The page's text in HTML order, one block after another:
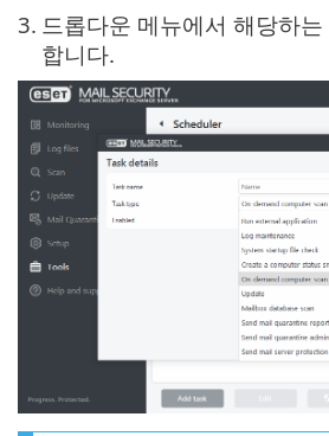
3. 드롭다운 메뉴에서 해당하는
합니다.